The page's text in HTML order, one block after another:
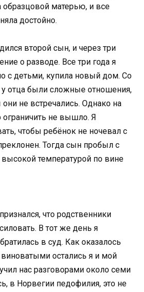
образцовой матерью, и все
достойно.
второй сын, и через три
о разводе. Все три года я
с детьми, купила новый дом. Со
отца были сложные отношения,
не встречались. Однако на
не вышло. Я
чтобы ребёнок не ночевал с
Тогда сын пробыл с
температурой по вине
что родственники
В тот же день я
в суд. Как оказалось
остались я и мой
нас разговорами около семи
в Норвегии педофилия, это не